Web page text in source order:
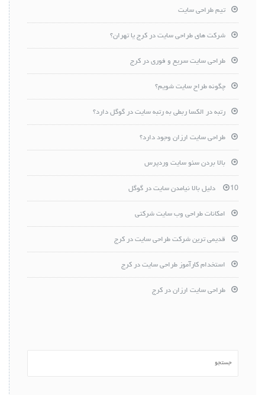
تیم طراحی سایت
شرکت های طراحی سایت در کرج یا تهران؟
طراحی سایت سریع و فوری در کرج
چگونه طراح سایت شویم؟
رتبه در الکسا ربطی به رتبه سایت در گوگل دارد؟
طراحی سایت ارزان وجود دارد؟
بالا بردن سئو سایت وردپرس
10 دلیل بالا نیامدن سایت در گوگل
امکانات طراحی وب سایت شرکتی
قدیمی ترین شرکت طراحی سایت در کرج
استخدام کارآموز طراحی سایت در کرج
طراحی سایت ارزان در کرج